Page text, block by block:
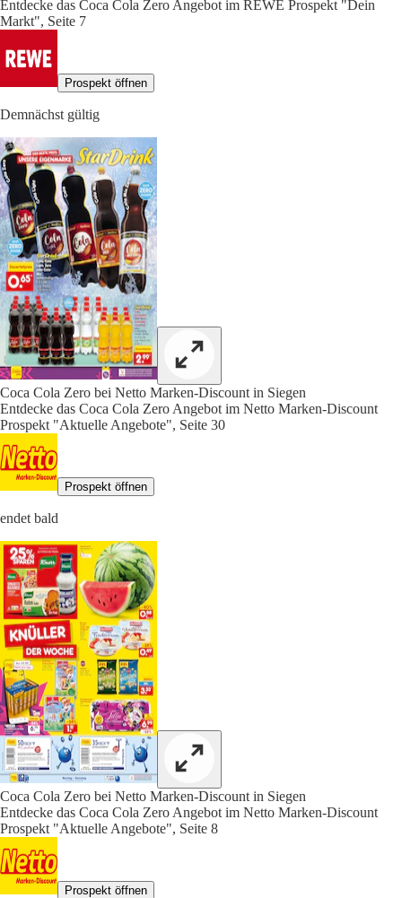
Entdecke das Coca Cola Zero Angebot im REWE Prospekt "Dein
Markt", Seite 7
Prospekt öffnen
Demnächst gültig
Coca Cola Zero bei Netto Marken-Discount in Siegen
Entdecke das Coca Cola Zero Angebot im Netto Marken-Discount
Prospekt "Aktuelle Angebote", Seite 30
Prospekt öffnen
endet bald
Coca Cola Zero bei Netto Marken-Discount in Siegen
Entdecke das Coca Cola Zero Angebot im Netto Marken-Discount
Prospekt "Aktuelle Angebote", Seite 8
Prospekt öffnen